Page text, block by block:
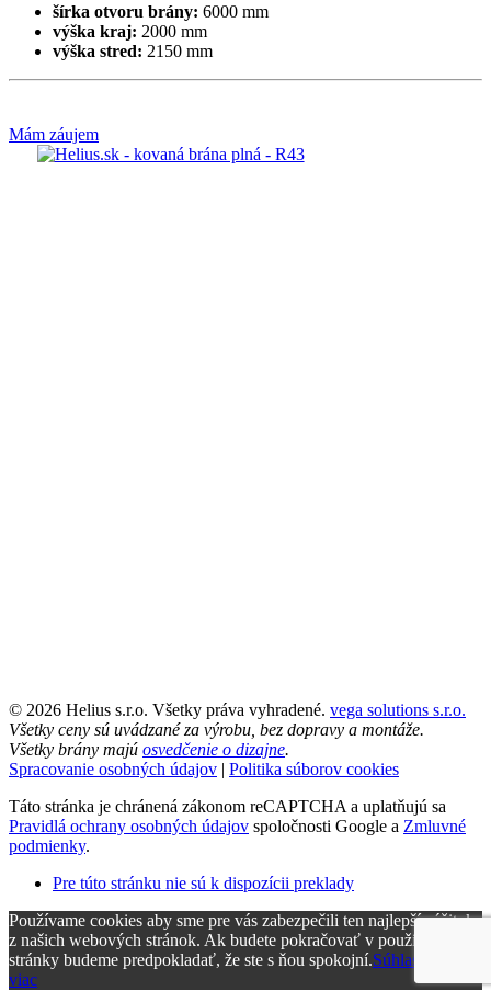
šírka otvoru brány: 6000 mm
výška kraj: 2000 mm
výška stred: 2150 mm
Mám záujem
© 2026 Helius s.r.o. Všetky práva vyhradené. vega solutions s.r.o.
Všetky ceny sú uvádzané za výrobu, bez dopravy a montáže.
Všetky brány majú osvedčenie o dizajne.
Spracovanie osobných údajov | Politika súborov cookies
Táto stránka je chránená zákonom reCAPTCHA a uplatňujú sa
Pravidlá ochrany osobných údajov spoločnosti Google a Zmluvné
podmienky.
Pre túto stránku nie sú k dispozícii preklady
Používame cookies aby sme pre vás zabezpečili ten najlepší zážitok
z našich webových stránok. Ak budete pokračovať v používaní tejto
stránky budeme predpokladať, že ste s ňou spokojní.Súhlasím
viac